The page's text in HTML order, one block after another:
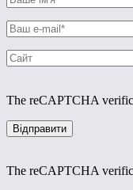
The reCAPTCHA
The reCAPTCHA